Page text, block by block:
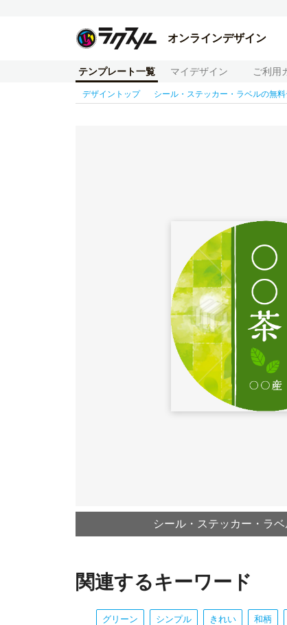
オンラインデザイン
テンプレート一覧 マイデザイン ご利用
デザイントップ シール・ステッカー・ラベルの無
シール・ステッカー・ラ
関連するキーワード
グリーン シンプル きれい 和柄